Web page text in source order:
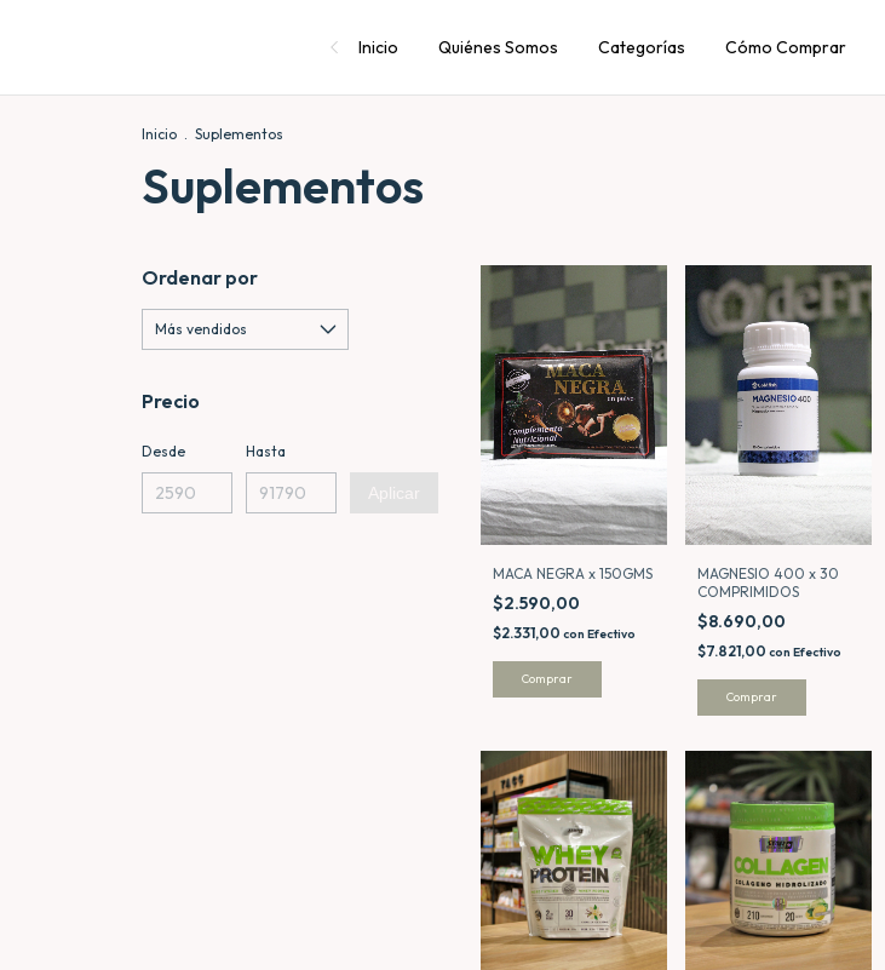
Inicio Quiénes Somos Categorías Cómo Comprar
Inicio . Suplementos
Suplementos
Ordenar por
Precio
Desde Hasta
Aplicar
MACA NEGRA x 150GMS
$2.590,00
$2.331,00 con Efectivo
MAGNESIO 400 x 30
COMPRIMIDOS
$8.690,00
$7.821,00 con Efectivo